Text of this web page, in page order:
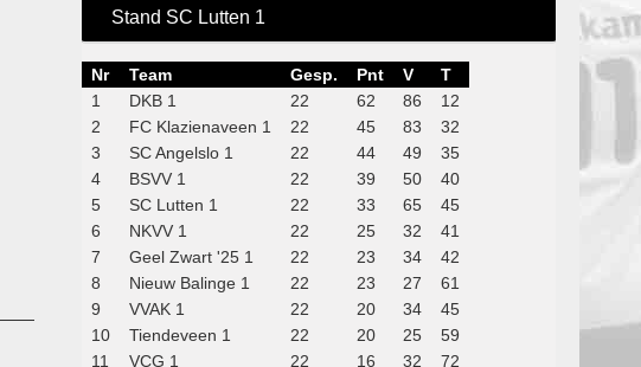
Stand SC Lutten 1
Nr Team Gesp. Pnt V
T
1
DKB 1 22 62 86
12
2
FC Klazienaveen 1 22 45 83
32
3
SC Angelslo 1 22 44 49
35
4
BSVV 1 22 39 50
40
5
SC Lutten 1 22 33 65
45
6
NKVV 1 22 25 32
41
7
Geel Zwart '25 1 22 23 34
42
8
Nieuw Balinge 1 22 23 27
61
9
VVAK 1 22 20 34
45
10
Tiendeveen 1 22 20 25
59
11
VCG 1 22 16 32 72